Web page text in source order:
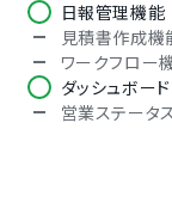
韓国語
ロシア語
タイ語
ブルガリア語
ヘブライ語
日報管理機能
見積書作成機
ワークフロー
ダッシュボー
営業ステータ